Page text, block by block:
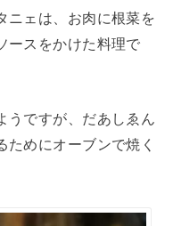
ニェは、お肉に根菜を
ースをかけた料理で
うですが、だあしゑん
めにオーブンで焼く